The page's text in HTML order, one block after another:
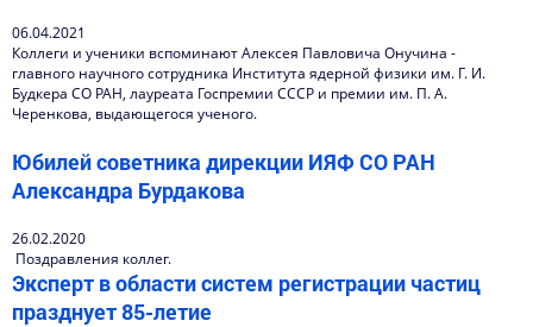
06.04.2021
Коллеги и ученики вспоминают Алексея Павловича Онучина -
главного научного сотрудника Института ядерной физики им. Г. И.
Будкера СО РАН, лауреата Госпремии СССР и премии им. П. А.
Черенкова, выдающегося ученого.
Юбилей советника дирекции ИЯФ СО РАН
Александра Бурдакова
26.02.2020
Поздравления коллег.
Эксперт в области систем регистрации частиц
празднует 85-летие